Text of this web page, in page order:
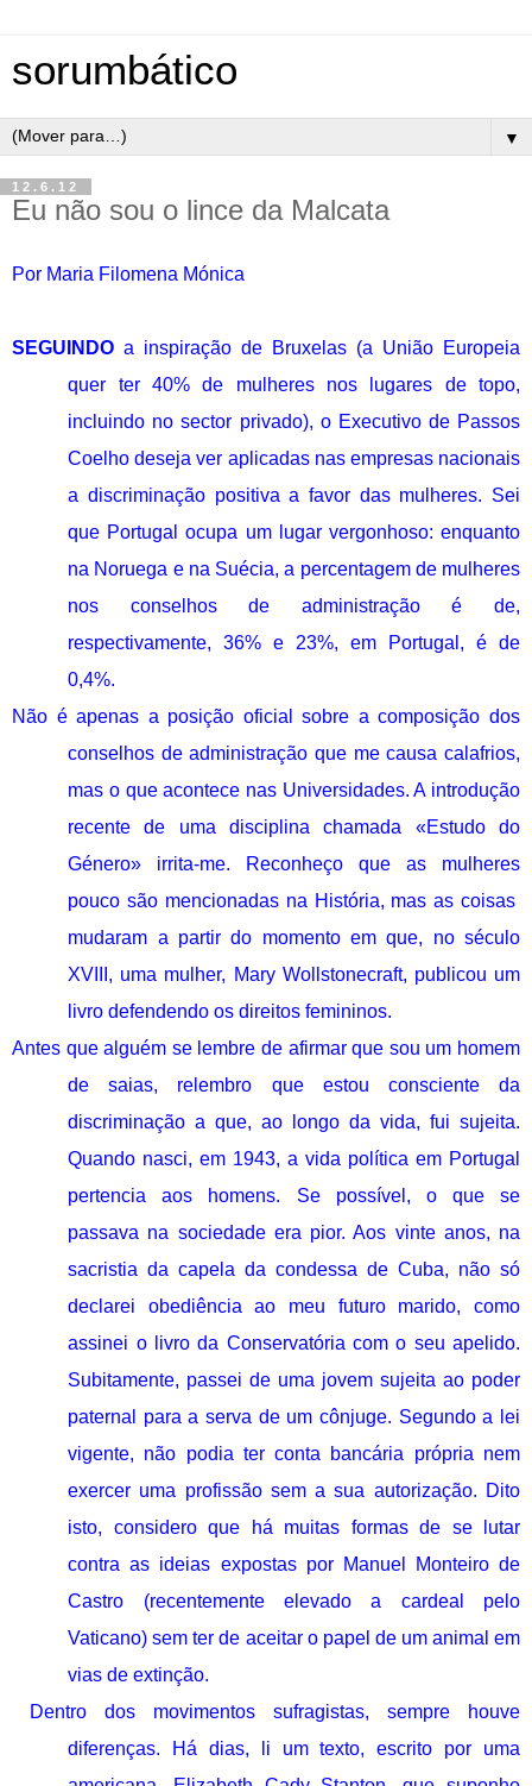
sorumbático
▼
12.6.12
Eu não sou o lince da Malcata
Por Maria Filomena Mónica
SEGUINDO a inspiração de Bruxelas (a União Europeia
quer ter 40% de mulheres nos lugares de topo,
incluindo no sector privado), o Executivo de Passos
Coelho deseja ver aplicadas nas empresas nacionais
a discriminação positiva a favor das mulheres. Sei
que Portugal ocupa um lugar vergonhoso: enquanto
na Noruega e na Suécia, a percentagem de mulheres
nos conselhos de administração é de,
respectivamente, 36% e 23%, em Portugal, é de
0,4%.
Não é apenas a posição oficial sobre a composição dos
conselhos de administração que me causa calafrios,
mas o que acontece nas Universidades. A introdução
recente de uma disciplina chamada «Estudo do
Género» irrita-me. Reconheço que as mulheres
pouco são mencionadas na História, mas as coisas
mudaram a partir do momento em que, no século
XVIII, uma mulher, Mary Wollstonecraft, publicou um
livro defendendo os direitos femininos.
Antes que alguém se lembre de afirmar que sou um homem
de saias, relembro que estou consciente da
discriminação a que, ao longo da vida, fui sujeita.
Quando nasci, em 1943, a vida política em Portugal
pertencia aos homens. Se possível, o que se
passava na sociedade era pior. Aos vinte anos, na
sacristia da capela da condessa de Cuba, não só
declarei obediência ao meu futuro marido, como
assinei o livro da Conservatória com o seu apelido.
Subitamente, passei de uma jovem sujeita ao poder
paternal para a serva de um cônjuge. Segundo a lei
vigente, não podia ter conta bancária própria nem
exercer uma profissão sem a sua autorização. Dito
isto, considero que há muitas formas de se lutar
contra as ideias expostas por Manuel Monteiro de
Castro (recentemente elevado a cardeal pelo
Vaticano) sem ter de aceitar o papel de um animal em
vias de extinção.
Dentro dos movimentos sufragistas, sempre houve
diferenças. Há dias, li um texto, escrito por uma